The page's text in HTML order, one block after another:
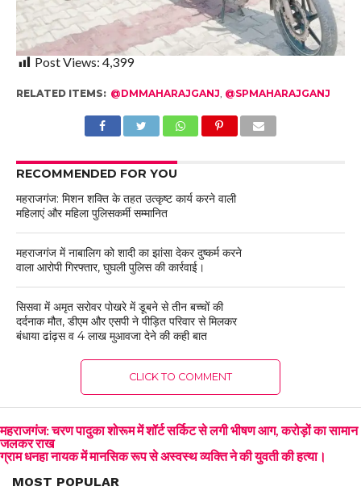
Post Views: 4,399
RELATED ITEMS: @DMMAHARAJGANJ, @SPMAHARAJGANJ
RECOMMENDED FOR YOU
महराजगंज: मिशन शक्ति के तहत उत्कृष्ट कार्य करने वाली
महिलाएं और महिला पुलिसकर्मी सम्मानित
महराजगंज में नाबालिग को शादी का झांसा देकर दुष्कर्म करने
वाला आरोपी गिरफ्तार, घुघली पुलिस की कार्रवाई।
सिसवा में अमृत सरोवर पोखरे में डूबने से तीन बच्चों की
दर्दनाक मौत, डीएम और एसपी ने पीड़ित परिवार से मिलकर
बंधाया ढांढ़स व 4 लाख मुआवजा देने की कही बात
CLICK TO COMMENT
महराजगंज: चरण पादुका शोरूम में शॉर्ट सर्किट से लगी भीषण आग, करोड़ों का सामान
जलकर राख
ग्राम धनहा नायक में मानसिक रूप से अस्वस्थ व्यक्ति ने की युवती की हत्या।
MOST POPULAR